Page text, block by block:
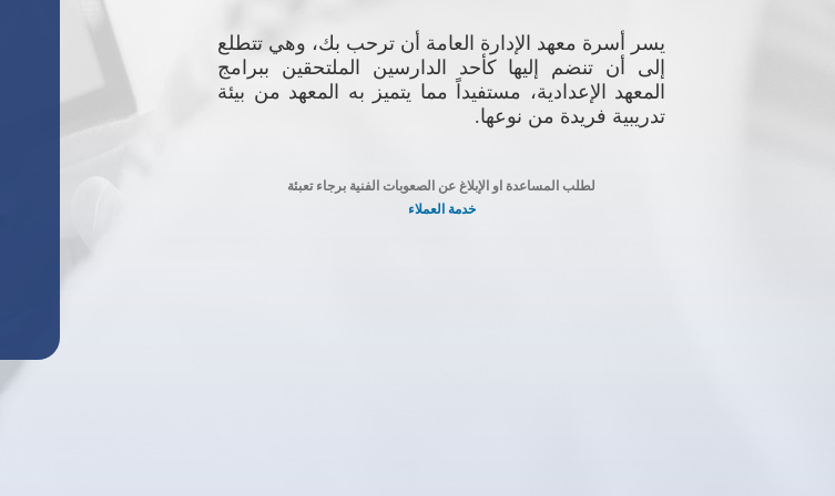
يسر أسرة معهد الإدارة العامة أن ترحب بك، وهي تتطلع
إلى أن تنضم إليها كأحد الدارسين الملتحقين ببرامج
المعهد الإعدادية، مستفيداً مما يتميز به المعهد من بيئة
تدريبية فريدة من نوعها.
لطلب المساعدة او الإبلاغ عن الصعوبات الفنية برجاء تعبئة
خدمة العملاء